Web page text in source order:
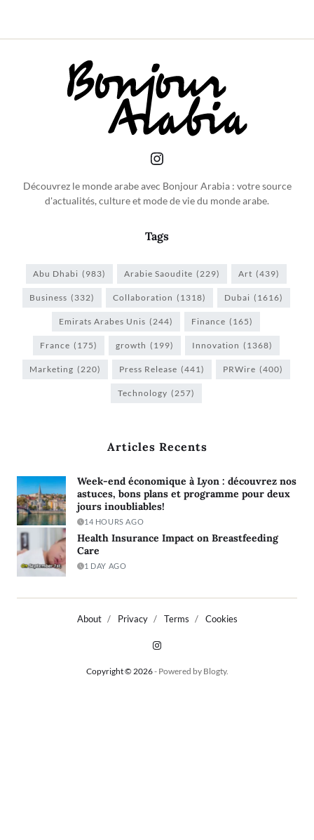
Découvrez le monde arabe avec Bonjour Arabia : votre source
d'actualités, culture et mode de vie du monde arabe.
Tags
Abu Dhabi (983) Arabie Saoudite (229) Art (439)
Business (332) Collaboration (1318) Dubai (1616)
Emirats Arabes Unis (244) Finance (165)
France (175) growth (199) Innovation (1368)
Marketing (220) Press Release (441) PRWire (400)
Technology (257)
Articles Recents
Week-end économique à Lyon : découvrez nos
astuces, bons plans et programme pour deux
jours inoubliables!
14 HOURS AGO
Health Insurance Impact on Breastfeeding
Care
1 DAY AGO
Copyright © 2026- Powered by Blogty.
About Privacy Terms Cookies